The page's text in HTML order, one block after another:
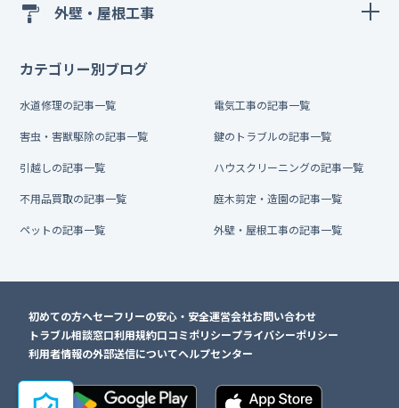
外壁・屋根工事
カテゴリー別ブログ
水道修理の記事一覧 電気工事の記事一覧
害虫・害獣駆除の記事一覧 鍵のトラブルの記事一覧
引越しの記事一覧 ハウスクリーニングの記事一覧
不用品買取の記事一覧 庭木剪定・造園の記事一覧
ペットの記事一覧 外壁・屋根工事の記事一覧
初めての方へセーフリーの安心・安全運営会社お問い合わせ
トラブル相談窓口利用規約口コミポリシープライバシーポリシー
利用者情報の外部送信についてヘルプセンター